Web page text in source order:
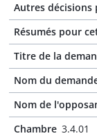
Autres
Résumés pour
Titre de la
Nom du
Nom de
Chambre 3.4.01